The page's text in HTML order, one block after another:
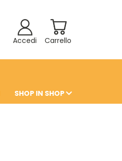
Carrello
Accedi
SHOP IN SHOP